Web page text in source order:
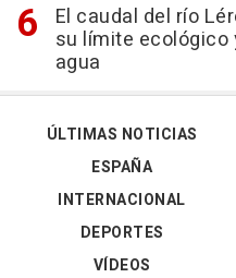
El caudal del río
su límite ecológico
agua
ÚLTIMAS NOTICIAS
ESPAÑA
INTERNACIONAL
DEPORTES
VÍDEOS